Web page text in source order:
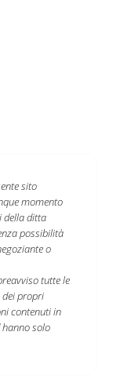
sito
momento
della ditta
possibilità
o
tutte le
propri
contenuti in
solo